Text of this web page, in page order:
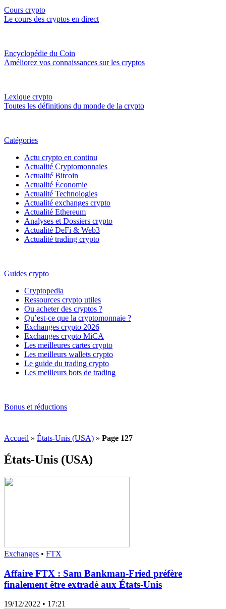
Cours crypto
Le cours des cryptos en direct
Encyclopédie du Coin
Améliorez vos connaissances sur les cryptos
Lexique crypto
Toutes les définitions du monde de la crypto
Catégories
Actu crypto en continu
Actualité Cryptomonnaies
Actualité Bitcoin
Actualité Économie
Actualité Technologies
Actualité exchanges crypto
Actualité Ethereum
Analyses et Dossiers crypto
Actualité DeFi & Web3
Actualité trading crypto
Guides crypto
Cryptopedia
Ressources crypto utiles
Ou acheter des cryptos ?
Qu’est-ce que la cryptomonnaie ?
Exchanges crypto 2026
Exchanges crypto MiCA
Les meilleures cartes crypto
Les meilleurs wallets crypto
Le guide du trading crypto
Les meilleurs bots de trading
Bonus et réductions
Accueil » États-Unis (USA) » Page 127
États-Unis (USA)
Exchanges • FTX
Affaire FTX : Sam Bankman-Fried préfère
finalement être extradé aux États-Unis
19/12/2022 • 17:21